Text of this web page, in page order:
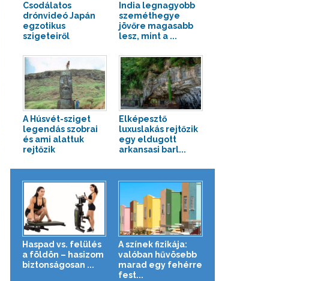
Csodálatos
drónvideó Japán
egzotikus
szigeteiről
India legnagyobb
szeméthegye
jövőre magasabb
lesz, mint a ...
A Húsvét-sziget
legendás szobrai
és ami alattuk
rejtőzik
Elképesztő
luxuslakás rejtőzik
egy eldugott
arkansasi barl...
Haspad vs. felülés
a földön – hasizom
biztonságosan ...
A színek fizikája:
valóban hűvösebb
marad egy fehérre
fest...